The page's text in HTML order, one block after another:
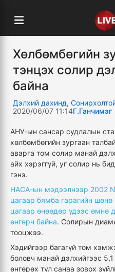
Хөлбөмбөгийн
тэнцэх солир
байна
Дэлхий дахинд,
2020/06/07 11:14Г.Ганчимэг
АНУ-ын сансар судлалын
хөлбөмбөгийн зургаан
аварга том солир манай
айх хэрэггүй, уг солир нь
гэнэ.
НАСА-ын мэдээлнээр 2002
цагаар бямба гарагийн
цагаар өнөөдөр үдээс өмнө
өнгөрч байна. Солирын
тооцжээ.
Хэдийгээр багагүй том
боловч манай дэлхийгээс
өнгөрөх тул санаа зовох